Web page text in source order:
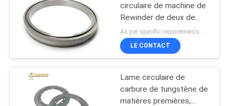
Le carbure de
tungstène a vu des
astuces
circulaire de machine de
Rewinder de deux de
comité technique
d'anneau de carbure de
disque couteaux de
LE CONTACT
Lame circulaire de
carbure de tungstène de
matières premières,